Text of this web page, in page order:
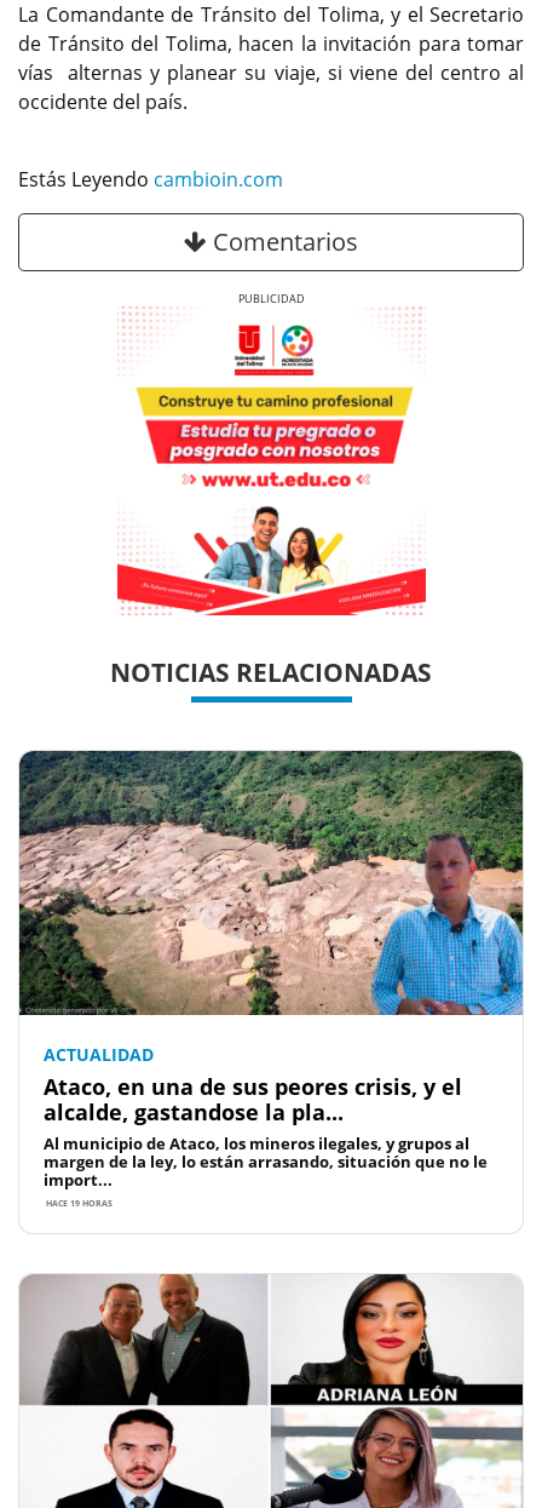
La Comandante de Tránsito del Tolima, y el Secretario
de Tránsito del Tolima, hacen la invitación para tomar
vías alternas y planear su viaje, si viene del centro al
occidente del país.
Estás Leyendo cambioin.com
Comentarios
NOTICIAS RELACIONADAS
ACTUALIDAD
Ataco, en una de sus peores crisis, y el
alcalde, gastandose la pla...
Al municipio de Ataco, los mineros ilegales, y grupos al
margen de la ley, lo están arrasando, situación que no le
import...
HACE 19 HORAS